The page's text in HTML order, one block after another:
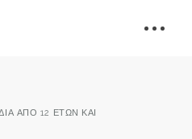
ΑΠΌ 12 ΕΤΏΝ ΚΑΙ